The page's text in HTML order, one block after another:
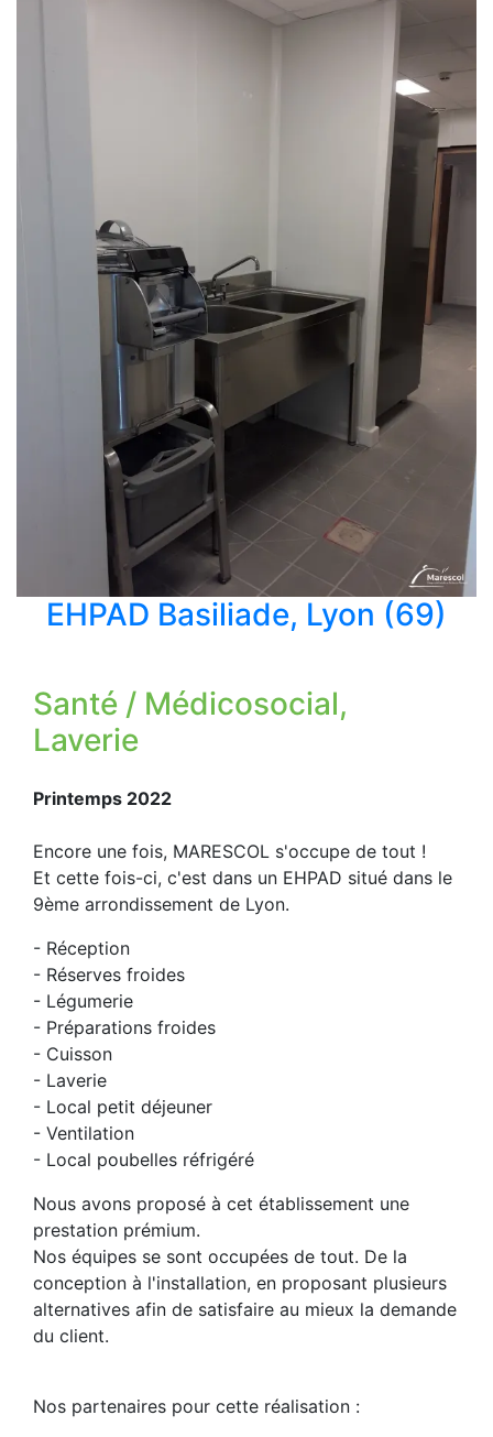
EHPAD Basiliade, Lyon (69)
Santé / Médicosocial,
Laverie
Printemps 2022
Encore une fois, MARESCOL s'occupe de tout !
Et cette fois-ci, c'est dans un EHPAD situé dans le
9ème arrondissement de Lyon.
- Réception
- Réserves froides
- Légumerie
- Préparations froides
- Cuisson
- Laverie
- Local petit déjeuner
- Ventilation
- Local poubelles réfrigéré
Nous avons proposé à cet établissement une
prestation prémium.
Nos équipes se sont occupées de tout. De la
conception à l'installation, en proposant plusieurs
alternatives afin de satisfaire au mieux la demande
du client.
Nos partenaires pour cette réalisation :